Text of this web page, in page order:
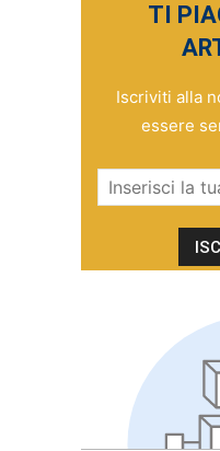
TI
Iscriviti alla
essere